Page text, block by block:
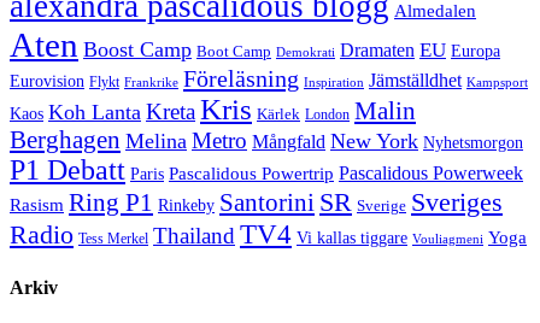
Almedalen
Aten Boost Camp Boot Camp Demokrati Dramaten EU Europa
Eurovision Flykt Frankrike Föreläsning Inspiration Jämställdhet Kampsport
Kaos Koh Lanta KretaKris Kärlek London Malin
Berghagen Melina Metro Mångfald New York Nyhetsmorgon
P1 Debatt Paris Pascalidous Powertrip Pascalidous Powerweek
Rasism Ring P1 Rinkeby Santorini SR Sverige Sveriges
Radio Tess Merkel ThailandTV4 Vi kallas tiggare Vouliagmeni Yoga
Arkiv